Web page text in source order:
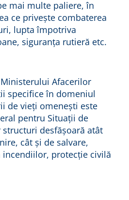
mai multe paliere, în
ce privește combaterea
lupta împotriva
siguranța rutieră etc.
Afacerilor
specifice în domeniul
de vieți omenești este
pentru Situații de
structuri desfășoară atât
cât și de salvare,
protecție civilă